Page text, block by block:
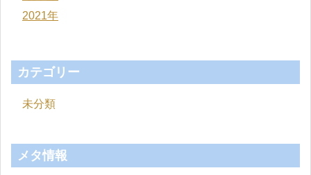
2021年
カテゴリー
未分類
メタ情報